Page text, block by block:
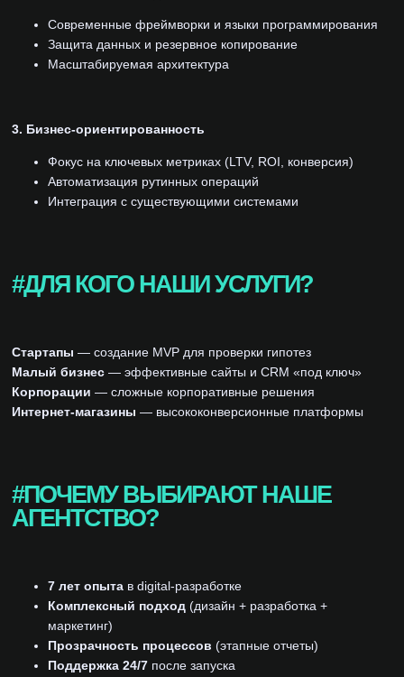
Современные фреймворки и языки программирования
Защита данных и резервное копирование
Масштабируемая архитектура
3. Бизнес-ориентированность
Фокус на ключевых метриках (LTV, ROI, конверсия)
Автоматизация рутинных операций
Интеграция с существующими системами
#ДЛЯ КОГО НАШИ УСЛУГИ?
Стартапы — создание MVP для проверки гипотез
Малый бизнес — эффективные сайты и CRM «под ключ»
Корпорации — сложные корпоративные решения
Интернет-магазины — высококонверсионные платформы
#ПОЧЕМУ ВЫБИРАЮТ НАШЕ
АГЕНТСТВО?
7 лет опыта в digital-разработке
Комплексный подход (дизайн + разработка +
маркетинг)
Прозрачность процессов (этапные отчеты)
Поддержка 24/7 после запуска